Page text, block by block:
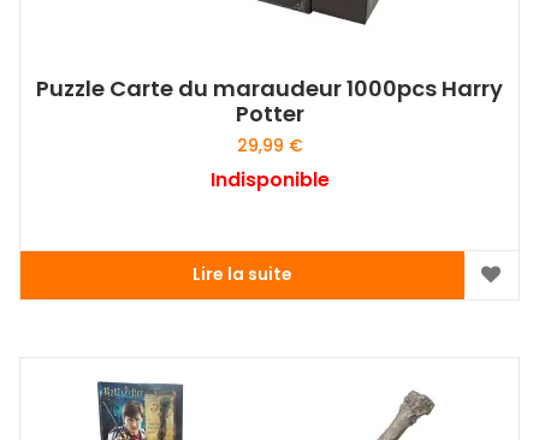
Puzzle Carte du maraudeur 1000pcs Harry
Potter
29,99 €
Indisponible
Lire la suite